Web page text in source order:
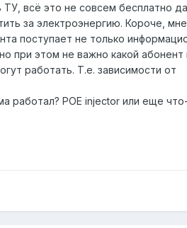
всё это не совсем бесплатно
за электроэнергию. Короче,
поступает не только
при этом не важно какой
работать. Т.е. зависимости от
работал? POE injector или еще